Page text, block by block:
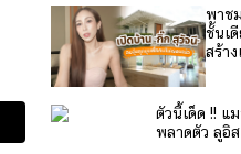
พาช
ชั้นเ
สร้า
ตัวนี้เด็ด !! แ
พลาดตัว ลูอิ